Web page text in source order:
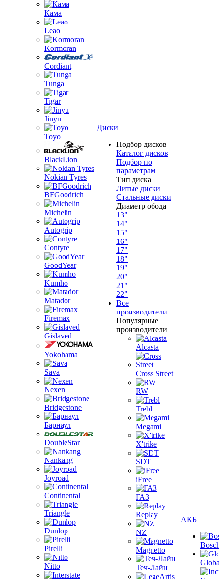
Кама
Leao
Kormoran
Cordiant
Tunga
Tigar
Jinyu
Toyo
BlackLion
Nokian Tyres
BFGoodrich
Michelin
Autogrip
Contyre
GoodYear
Kumho
Matador
Firemax
Gislaved
Yokohama
Sava
Nexen
Bridgestone
Барнаул
DoubleStar
Nankang
Joyroad
Continental
Triangle
Dunlop
Pirelli
Nitto
Диски
Подбор дисков
Каталог дисков
Подбор по
параметрам
Тип диска
Литые диски
Стальные диски
Диаметр обода
13"
14"
15"
16"
17"
18"
19"
20"
21"
22"
Все
производители
Популярные
производители
Alcasta
Cross Street
RW
Trebl
Megami
X'trike
SDT
iFree
ГАЗ
Replay
NZ
Magnetto
Теч-Лайн
АКБ